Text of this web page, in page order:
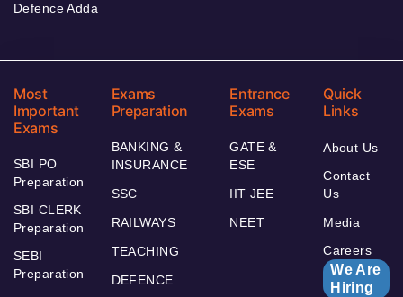
Defence Adda
Most
Important
Exams
SBI PO
Preparation
SBI CLERK
Preparation
SEBI
Preparation
Exams
Preparation
BANKING &
INSURANCE
SSC
RAILWAYS
TEACHING
DEFENCE
Entrance
Exams
GATE &
ESE
IIT JEE
NEET
Quick
Links
About Us
Contact
Us
Media
Careers
We Are
Hiring